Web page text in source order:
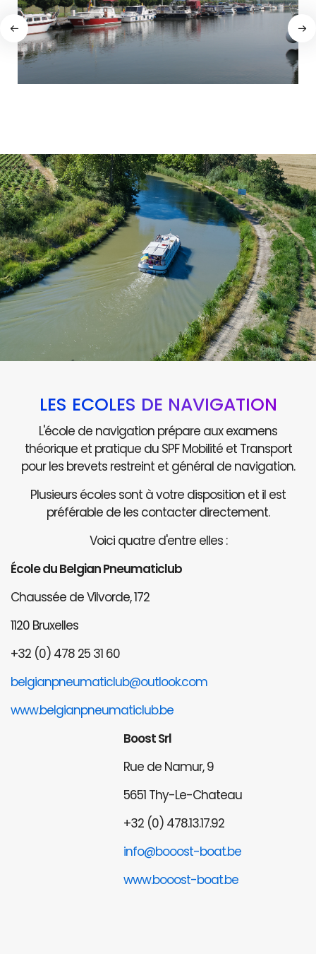
LES ÉCOLES DE NAVIGATION
L'école de navigation prépare aux examens
théorique et pratique du SPF Mobilité et Transport
pour les brevets restreint et général de navigation.
Plusieurs écoles sont à votre disposition et il est
préférable de les contacter directement.
Voici quatre d'entre elles :
École du Belgian Pneumaticlub
Chaussée de Vilvorde, 172
1120 Bruxelles
+32 (0) 478 25 31 60
belgianpneumaticlub@outlook.com
www.belgianpneumaticlub.be
Boost Srl
Rue de Namur, 9
5651 Thy-Le-Chateau
+32 (0) 478.13.17.92
info@booost-boat.be
www.booost-boat.be